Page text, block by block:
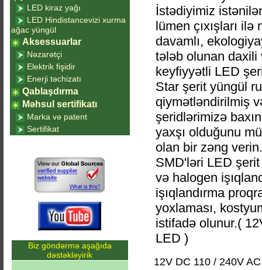
İstədiyimiz
lümen çıxışları
davamlı,
tələb olunan daxili
keyfiyyətli LED
Star şerit yüngül
qiymətləndirilmiş
şeridlərimizə
yaxşı olduğunu
olan bir zəng
SMD'ləri LED şerit
və halogen
işıqlandırma
yoxlaması,
istifadə olunur.(
LED )
12V DC 110 / 240V
LED kiraz yağı
LED Hindistancevizi xurma
ağac yüngül
Aksessuarlar
Nəzarətçi
Elektrik fişidir
Enerji təchizatı
Qablaşdırma
Məhsul sertifikatı
Marka və patent
Sertifikat
Biz göndərmə aşağıda
dəstəkləyirik